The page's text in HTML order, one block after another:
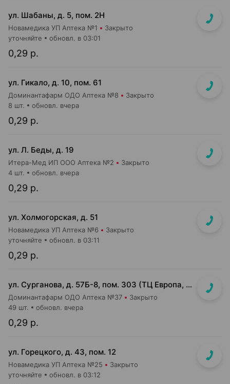
ул. Шабаны, д. 5, пом. 2Н
Новамедика УП Аптека №1 Закрыто
0,29 р.
уточняйте обновл. в 03:01
ул. Гикало, д. 10, пом. 61
Доминантафарм ОДО Аптека №8 Закрыто
0,29 р.
8 шт. обновл. вчера
ул. Л. Беды, д. 19
Итера-Мед ИП ООО Аптека №2 Закрыто
0,29 р.
4 шт. обновл. вчера
ул. Холмогорская, д. 51
Новамедика УП Аптека №6 Закрыто
0,29 р.
уточняйте обновл. в 03:11
ул. Сурганова, д. 57Б-8, пом. 303 (ТЦ Европа, 3 этаж)
Доминантафарм ОДО Аптека №37 Закрыто
0,29 р.
49 шт. обновл. вчера
ул. Горецкого, д. 43, пом. 12
Новамедика УП Аптека №25 Закрыто
уточняйте обновл. в 03:12